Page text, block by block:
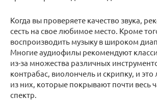
Когда вы проверяете качество звука,
сесть на свое любимое место. Кроме
воспроизводить музыку в широком
Многие аудиофилы рекомендуют
из-за множества различных
контрабас, виолончель и скрипку, и
из них, которые покрывают почти весь
спектр.